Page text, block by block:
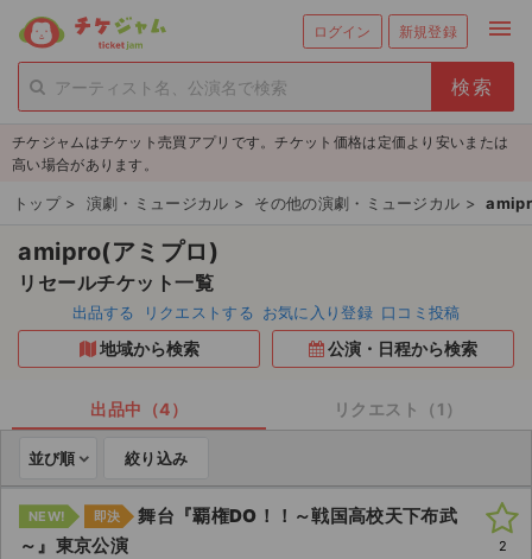
ログイン 新規登録 menu
person_add 新規会員登録
チケットを探す
新着チケット
値下げしたチケット
都道府県からチケットを探す
もうすぐ開催のチケット
チケットのリクエスト一覧
取扱チケット
ライブ・コンサート（国内）
チケジャムはチケット売買アプリです。チケット価格は定価より安いまたは
高い場合があります。
トップ > 演劇・ミュージカル > その他の演劇・ミュージカル >
amipro(アミプロ)
リセールチケット一覧
出品する リクエストする お気に入り登録 口コミ投稿
地域から検索 公演・日程から検索
出品中（4） リクエスト（1）
並び順 絞り込み
NEW! 即決
舞台『覇権DO！！～戦国高校天下布武
～』東京公演
2